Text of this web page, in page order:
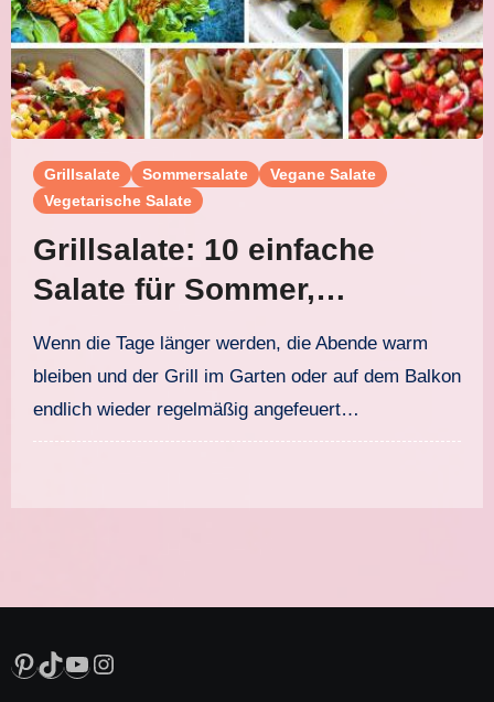
Grillsalate Sommersalate
Vegane Salate
Vegetarische Salate
Grillsalate: 10 einfache
Salate für Sommer,
Grillabend und Buffet
Wenn die Tage länger werden, die Abende warm
bleiben und der Grill im Garten oder auf dem Balkon
endlich wieder regelmäßig angefeuert…
Pinterest
TikTok
YouTube
Instagram